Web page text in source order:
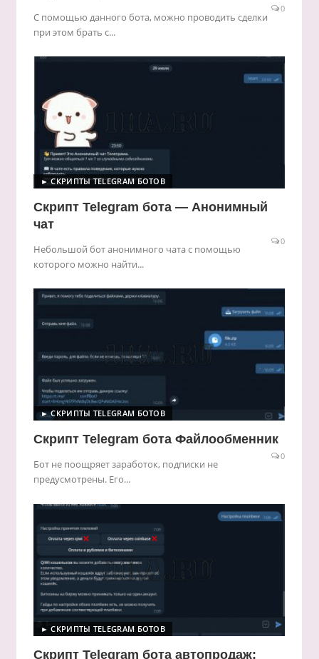
0
С помощью данного бота, можно проводить сделки
при этом брать с...
► СКРИПТЫ TELEGRAM БОТОВ
Скрипт Telegram бота — Анонимный
чат
0
Небольшой бот анонимного чата с помощью
которого можно найти...
► СКРИПТЫ TELEGRAM БОТОВ
Скрипт Telegram бота Файлообменник
0
Бот не поощряет заработок, подписки не
предусмотрены. Его...
► СКРИПТЫ TELEGRAM БОТОВ
Скрипт Telegram бота автопродаж: